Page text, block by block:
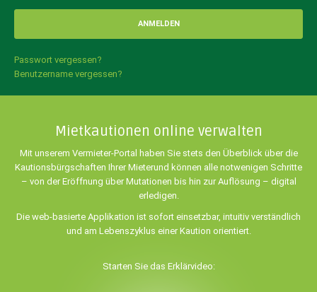
ANMELDEN
Passwort vergessen?
Benutzername vergessen?
Mietkautionen online verwalten
Mit unserem Vermieter-Portal haben Sie stets den Überblick über die
Kautionsbürgschaften Ihrer Mieterund können alle notwenigen Schritte
– von der Eröffnung über Mutationen bis hin zur Auflösung – digital
erledigen.
Die web-basierte Applikation ist sofort einsetzbar, intuitiv verständlich
und am Lebenszyklus einer Kaution orientiert.
Starten Sie das Erklärvideo: